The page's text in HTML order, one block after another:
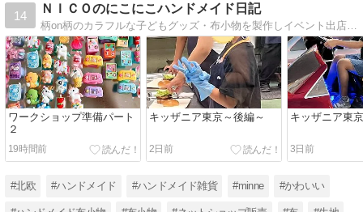
14
ＮＩＣＯのにこにこハンドメイド日記
柄on柄のカラフルな子どもグッズ・布小物を製作しイベント出店やminne出品をしております。製作風景、完成品やイベント出店の紹介等もしております。
ワークショップ準備パート
２
19時間前
キッザニア東京～後編～
2日前
キッザニア東
3日前
#北欧 #ハンドメイド #ハンドメイド雑貨 #minne #かわいい